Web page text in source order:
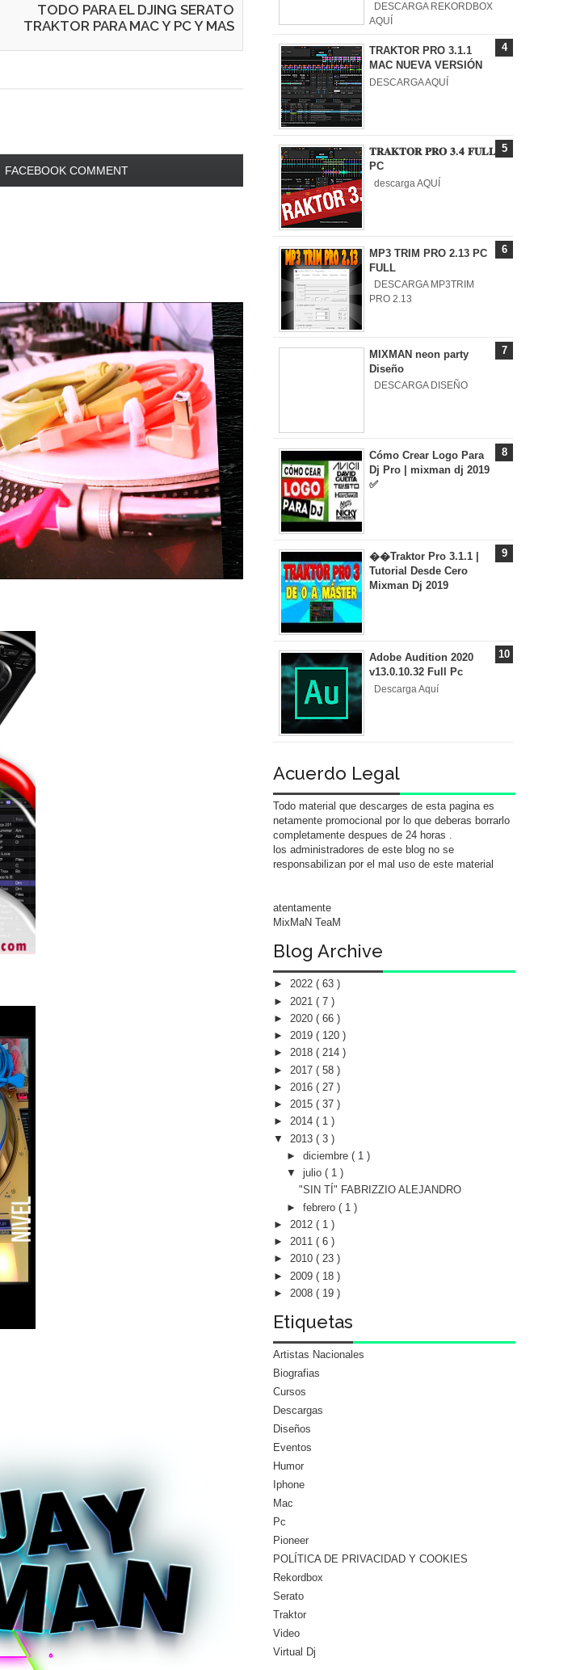
TODO PARA EL DJING SERATO
TRAKTOR PARA MAC Y PC Y MAS
FACEBOOK COMMENT
DESCARGA REKORDBOX
AQUÍ
TRAKTOR PRO 3.1.1
MAC NUEVA VERSIÓN
DESCARGA AQUÍ
𝐓𝐑𝐀𝐊𝐓𝐎𝐑 𝐏𝐑𝐎 𝟑.𝟒 𝐅𝐔𝐋𝐋
PC
descarga AQUÍ
MP3 TRIM PRO 2.13 PC
FULL
DESCARGA MP3TRIM
PRO 2.13
MIXMAN neon party
Diseño
DESCARGA DISEÑO
Cómo Crear Logo Para
Dj Pro | mixman dj 2019
✅
��Traktor Pro 3.1.1 |
Tutorial Desde Cero
Mixman Dj 2019
Adobe Audition 2020
v13.0.10.32 Full Pc
Descarga Aquí
Acuerdo Legal
Todo material que descarges de esta pagina es
netamente promocional por lo que deberas borrarlo
completamente despues de 24 horas .
los administradores de este blog no se
responsabilizan por el mal uso de este material
atentamente
MixMaN TeaM
Blog Archive
► 2022 ( 63 )
► 2021 ( 7 )
► 2020 ( 66 )
► 2019 ( 120 )
► 2018 ( 214 )
► 2017 ( 58 )
► 2016 ( 27 )
► 2015 ( 37 )
► 2014 ( 1 )
▼ 2013 ( 3 )
► diciembre ( 1 )
▼ julio ( 1 )
"SIN TÍ" FABRIZZIO ALEJANDRO
► febrero ( 1 )
► 2012 ( 1 )
► 2011 ( 6 )
► 2010 ( 23 )
► 2009 ( 18 )
► 2008 ( 19 )
Etiquetas
Artistas Nacionales
Biografias
Cursos
Descargas
Diseños
Eventos
Humor
Iphone
Mac
Pc
Pioneer
POLÍTICA DE PRIVACIDAD Y COOKIES
Rekordbox
Serato
Traktor
Video
Virtual Dj